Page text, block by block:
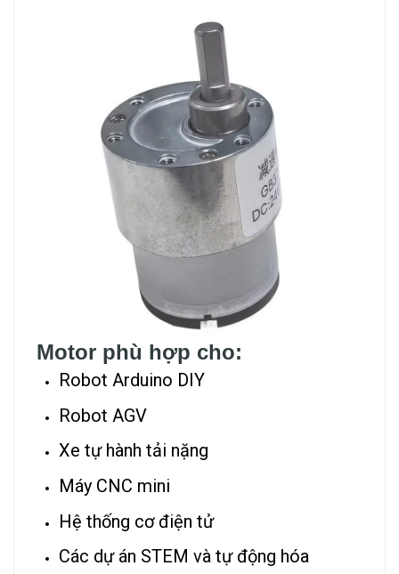
Motor phù hợp cho:
Robot Arduino DIY
Robot AGV
Xe tự hành tải nặng
Máy CNC mini
Hệ thống cơ điện tử
Các dự án STEM và tự động hóa